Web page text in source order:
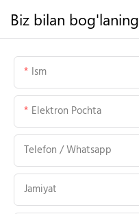
Biz bilan bog'laning
Ism
Elektron Pochta
Telefon / Whatsapp
Jamiyat